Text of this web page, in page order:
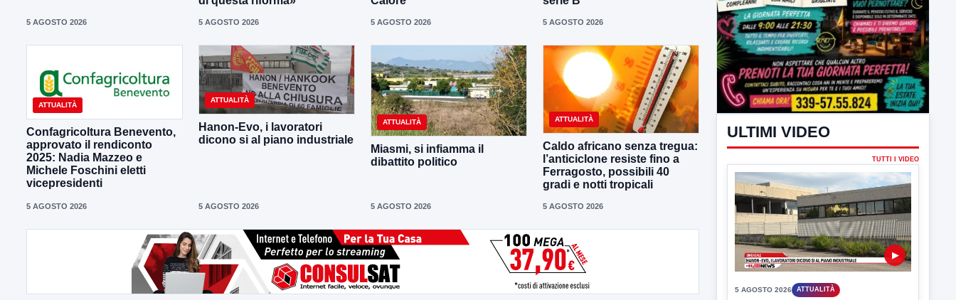
5 AGOSTO 2026 5 AGOSTO 2026 5 AGOSTO 2026 5 AGOSTO 2026
ATTUALITÀ
Confagricoltura Benevento,
approvato il rendiconto
2025: Nadia Mazzeo e
Michele Foschini eletti
vicepresidenti
5 AGOSTO 2026
ATTUALITÀ
Hanon-Evo, i lavoratori
dicono si al piano industriale
5 AGOSTO 2026
ATTUALITÀ
Miasmi, si infiamma il
dibattito politico
5 AGOSTO 2026
ATTUALITÀ
Caldo africano senza tregua:
l’anticiclone resiste fino a
Ferragosto, possibili 40
gradi e notti tropicali
5 AGOSTO 2026
ULTIMI VIDEO
TUTTI I VIDEO
▶
5 AGOSTO 2026 ATTUALITÀ